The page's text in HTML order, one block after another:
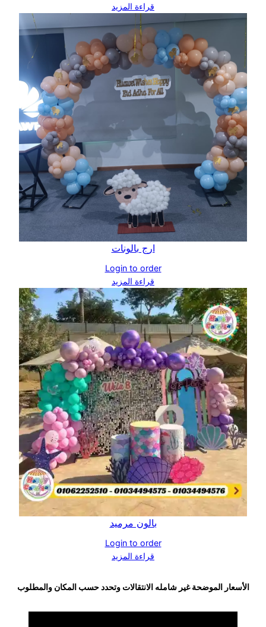
قراءة المزيد
ارج بالونات
Login to order
قراءة المزيد
بالون مرميد
Login to order
قراءة المزيد
الأسعار الموضحة غير شامله الانتقالات وتحدد حسب المكان والمطلوب